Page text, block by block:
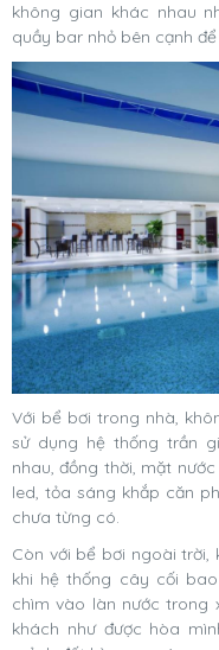
không gian khác nhau
quầy bar nhỏ bên cạnh
Với bể bơi trong nhà,
sử dụng hệ thống trần
nhau, đồng thời, mặt
led, tỏa sáng khắp căn
chưa từng có.
Còn với bể bơi ngoài
khi hệ thống cây cối
chìm vào làn nước trong
khách như được hòa